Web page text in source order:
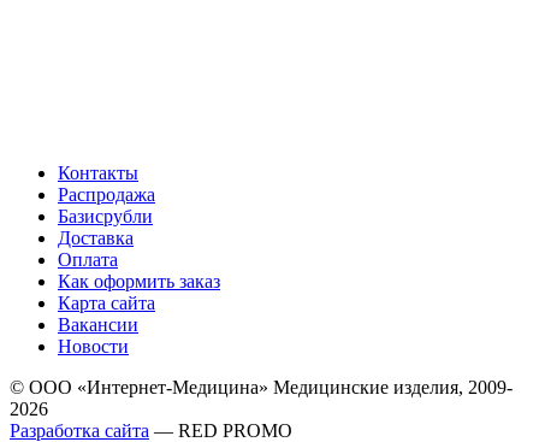
Контакты
Распродажа
Базисрубли
Доставка
Оплата
Как оформить заказ
Карта сайта
Вакансии
Новости
© ООО «Интернет-Медицина» Медицинские изделия, 2009-
2026
Разработка сайта — RED PROMO